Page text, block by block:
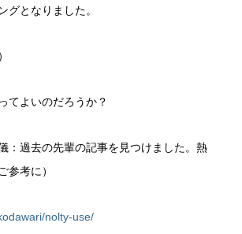
グとなりました。
てよいのだろうか？
：過去の先輩の記事を見つけました。熱
参考に）
nolty-use/